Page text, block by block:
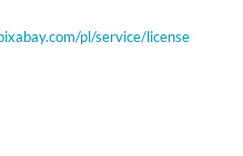
pl/service/license